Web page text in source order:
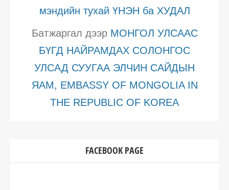
мэндийн тухай ҮНЭН ба ХУДАЛ
Батжаргал дээр МОНГОЛ УЛСААС
БҮГД НАЙРАМДАХ СОЛОНГОС
УЛСАД СУУГАА ЭЛЧИН САЙДЫН
ЯАМ, EMBASSY OF MONGOLIA IN
THE REPUBLIC OF KOREA
FACEBOOK PAGE